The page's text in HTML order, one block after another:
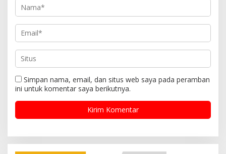
Simpan nama, email, dan situs web saya pada peramban
ini untuk komentar saya berikutnya.